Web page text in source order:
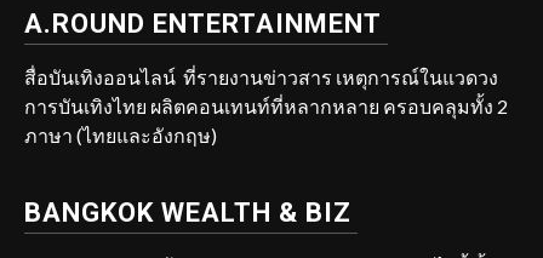
A.ROUND ENTERTAINMENT
สื่อบันเทิงออนไลน์ ที่รายงานข่าวสาร เหตุการณ์ในแวดวง
การบันเทิงไทย ผลิตคอนเทนท์ที่หลากหลาย ครอบคลุมทั้ง 2
ภาษา (ไทยและอังกฤษ)
BANGKOK WEALTH & BIZ